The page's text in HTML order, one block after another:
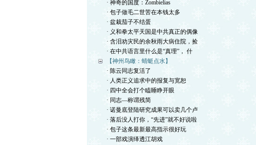
· 神奇的国度：Zombielias
· 包子做毛二世苦在本钱太多
· 盆栽茄子不结蛋
· 义和拳太平天国是中共真正的偶像
· 含泪劝灾民的余秋雨大病住院，捡
· 在中共语言里什么是“真理”， 什
【神州鸟瞰：蜻蜓点水】
· 陈云同志复活了
· 人类正义追求中的报复与宽恕
· 四中全会打个瞌睡睁开眼
· 同志—称谓残简
· 诺曼底登陆研究成果可以卖几个卢
· 落后没人打你，“先进”就不好说啦
· 包子这条最新最高指示很好玩
· 一部戏演绎透江胡戏